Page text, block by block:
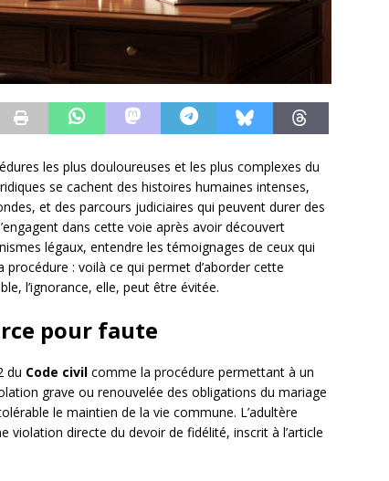
les plus douloureuses et les plus complexes du
se cachent des histoires humaines intenses,
et des parcours judiciaires qui peuvent durer des
dans cette voie après avoir découvert
légaux, entendre les témoignages de ceux qui
: voilà ce qui permet d’aborder cette
l’ignorance, elle, peut être évitée.
pour faute
du Code civil comme la procédure permettant à un
grave ou renouvelée des obligations du mariage
le maintien de la vie commune. L’adultère
directe du devoir de fidélité, inscrit à l’article